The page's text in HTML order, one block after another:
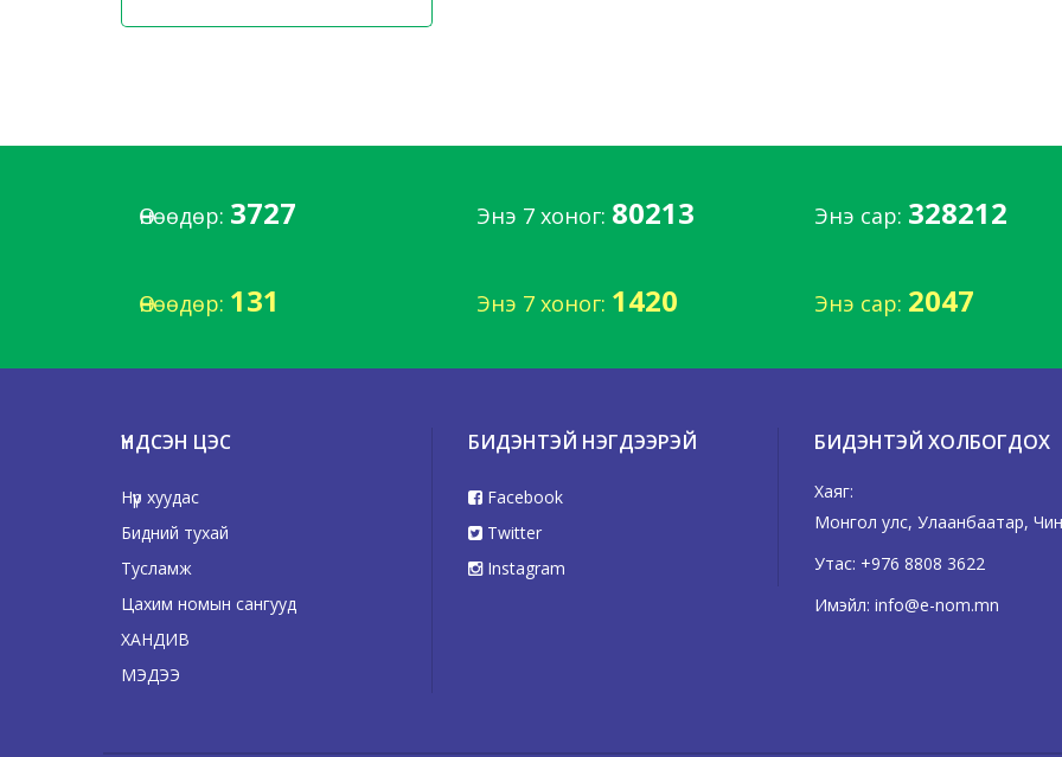
Өнөөдөр: 3727 Энэ 7 хоног: 80213 Энэ сар: 328212
Өнөөдөр: 131 Энэ 7 хоног: 1420 Энэ сар: 2047
ҮНДСЭН ЦЭС
Нүүр хуудас
Бидний тухай
Тусламж
Цахим номын сангууд
ХАНДИВ
МЭДЭЭ
БИДЭНТЭЙ НЭГДЭЭРЭЙ
Facebook
Twitter
Instagram
БИДЭНТЭЙ ХОЛБОГДОХ
Хаяг:
Монгол улс, Улаанбаатар,
Утас: +976 8808 3622
Имэйл: info@e-nom.mn